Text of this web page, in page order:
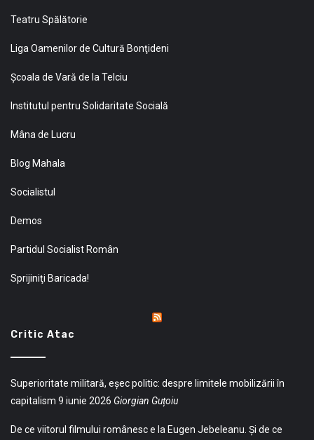
Teatru Spălătorie
Liga Oamenilor de Cultură Bonţideni
Şcoala de Vară de la Telciu
Institutul pentru Solidaritate Socială
Mâna de Lucru
Blog Mahala
Socialistul
Demos
Partidul Socialist Român
Sprijiniţi Baricada!
Critic Atac
Superioritate militară, eșec politic: despre limitele mobilizării în
capitalism 9 iunie 2026 Giorgian Guțoiu
De ce viitorul filmului românesc e la Eugen Jebeleanu. Și de ce